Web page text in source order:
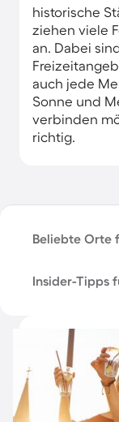
historische
ziehen viele
an. Dabei
auch jede
Sonne und
verbinden
richtig.
Beliebte Orte
Insider-Tipps